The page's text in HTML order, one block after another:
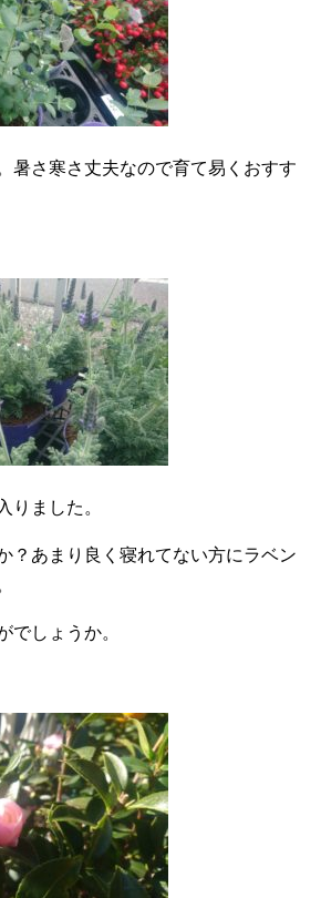
暑さ寒さ丈夫なので育て易くおすす
りました。
？あまり良く寝れてない方にラベン
でしょうか。